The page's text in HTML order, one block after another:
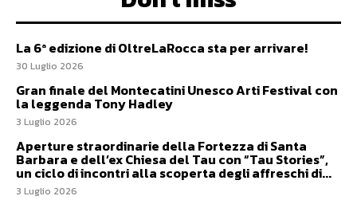
La 6ª edizione di OltreLaRocca sta per arrivare!
30 Luglio 2026
Gran finale del Montecatini Unesco Arti Festival con
la leggenda Tony Hadley
3 Luglio 2026
Aperture straordinarie della Fortezza di Santa
Barbara e dell’ex Chiesa del Tau con “Tau Stories”,
un ciclo di incontri alla scoperta degli affreschi di...
3 Luglio 2026